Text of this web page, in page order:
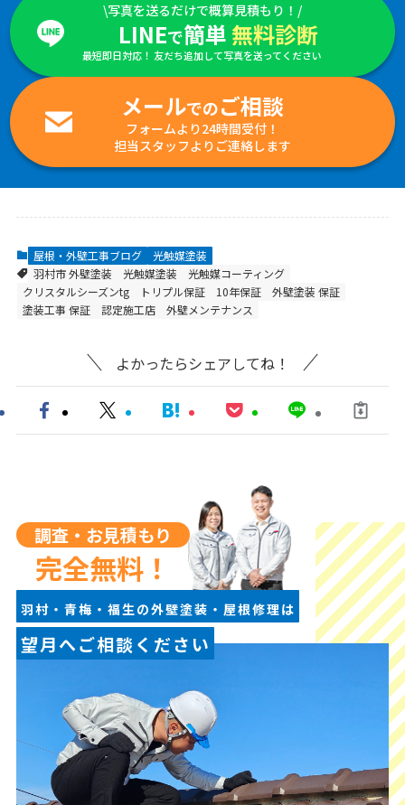
\写真を送るだけで概算見積もり！/
LINEで簡単 無料診断
最短即日対応！ 友だち追加して写真を送ってください
メールでのご相談
フォームより24時間受付！
担当スタッフよりご連絡します
屋根・外壁工事ブログ
光触媒塗装
羽村市 外壁塗装
光触媒塗装
光触媒コーティング
クリスタルシーズンtg
トリプル保証 10年保証
外壁塗装 保証
塗装工事 保証
認定施工店 外壁メンテナンス
よかったらシェアしてね！
調査・お見積もり
完全無料！
羽村・青梅・福生の外壁塗装・屋根修理は
望月へご相談ください